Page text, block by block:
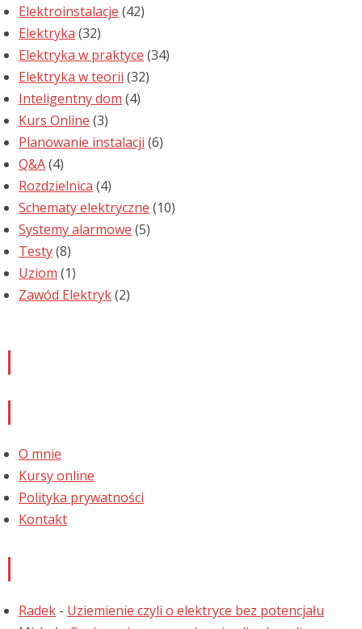
Elektroinstalacje (42)
Elektryka (32)
Elektryka w praktyce (34)
Elektryka w teorii (32)
Inteligentny dom (4)
Kurs Online (3)
Planowanie instalacji (6)
Q&A(4)
Rozdzielnica (4)
Schematy elektryczne (10)
Systemy alarmowe (5)
Testy(8)
Uziom (1)
Zawód Elektryk(2)
O mnie
Kursy online
Polityka prywatności
Kontakt
Radek - Uziemienie czyli o elektryce bez potencjału